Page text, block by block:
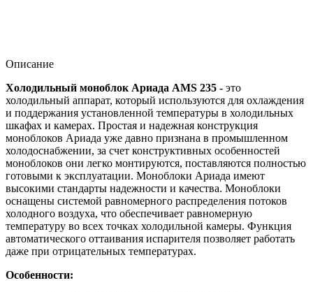
Описание
Холодильный моноблок Ариада AMS 235 - это
холодильный аппарат, который используются для охлаждения
и поддержания установленной температуры в холодильных
шкафах и камерах. Простая и надежная конструкция
моноблоков Ариада уже давно признана в промышленном
холодоснабжении, за счет конструктивных особенностей
моноблоков они легко монтируются, поставляются полностью
готовыми к эксплуатации. Моноблоки Ариада имеют
высокими стандарты надежности и качества. Моноблоки
оснащены системой равномерного распределения потоков
холодного воздуха, что обеспечивает равномерную
температуру во всех точках холодильной камеры. Функция
автоматического оттаивания испарителя позволяет работать
даже при отрицательных температурах.
Особенности: